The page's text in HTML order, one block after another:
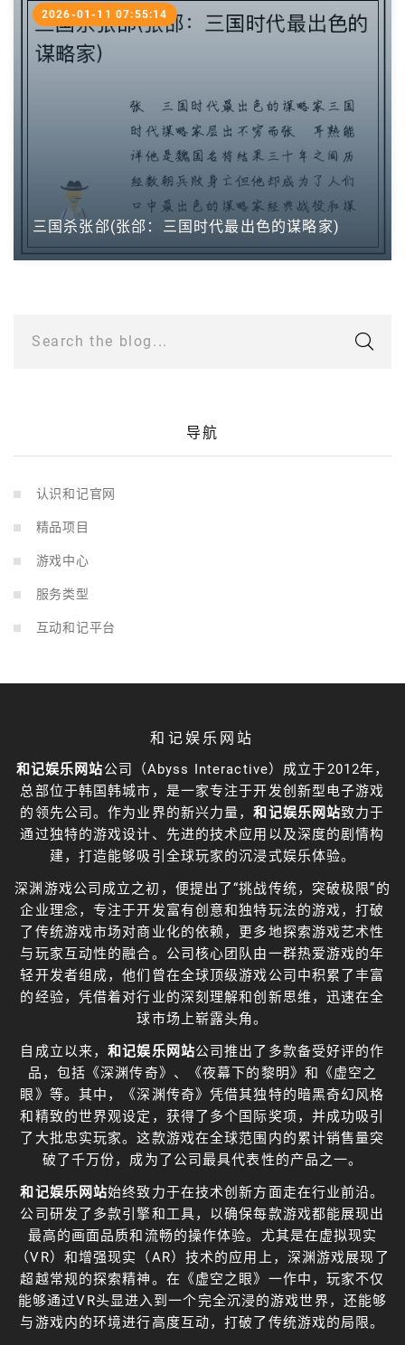
三国杀张郃(张郃：三国时代最出色的谋略家)
2026-01-11 07:55:14
Search the blog...
导航
认识和记官网
精品项目
游戏中心
服务类型
互动和记平台
和记娱乐网站
和记娱乐网站公司（Abyss Interactive）成立于2012年，
总部位于韩国韩城市，是一家专注于开发创新型电子游戏
的领先公司。作为业界的新兴力量，和记娱乐网站致力于
通过独特的游戏设计、先进的技术应用以及深度的剧情构
建，打造能够吸引全球玩家的沉浸式娱乐体验。
深渊游戏公司成立之初，便提出了“挑战传统，突破极限”的
企业理念，专注于开发富有创意和独特玩法的游戏，打破
了传统游戏市场对商业化的依赖，更多地探索游戏艺术性
与玩家互动性的融合。公司核心团队由一群热爱游戏的年
轻开发者组成，他们曾在全球顶级游戏公司中积累了丰富
的经验，凭借着对行业的深刻理解和创新思维，迅速在全
球市场上崭露头角。
自成立以来，和记娱乐网站公司推出了多款备受好评的作
品，包括《深渊传奇》、《夜幕下的黎明》和《虚空之
眼》等。其中，《深渊传奇》凭借其独特的暗黑奇幻风格
和精致的世界观设定，获得了多个国际奖项，并成功吸引
了大批忠实玩家。这款游戏在全球范围内的累计销售量突
破了千万份，成为了公司最具代表性的产品之一。
和记娱乐网站始终致力于在技术创新方面走在行业前沿。
公司研发了多款引擎和工具，以确保每款游戏都能展现出
最高的画面品质和流畅的操作体验。尤其是在虚拟现实
（VR）和增强现实（AR）技术的应用上，深渊游戏展现了
超越常规的探索精神。在《虚空之眼》一作中，玩家不仅
能够通过VR头显进入到一个完全沉浸的游戏世界，还能够
与游戏内的环境进行高度互动，打破了传统游戏的局限。